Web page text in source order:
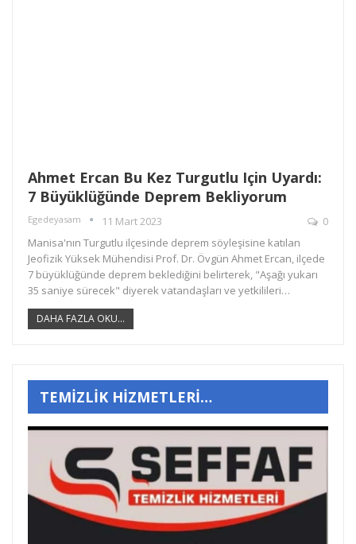
Ahmet Ercan Bu Kez Turgutlu Için Uyardı:
7 Büyüklüğünde Deprem Bekliyorum
Egedeyasam 11 Mart 2023
0
Manisa'nın Turgutlu ilçesinde deprem söyleşisine katılan
Jeofizik Yüksek Mühendisi Prof. Dr. Övgün Ahmet Ercan, ilçede
7 büyüklüğünde deprem beklediğini belirterek, "Aşağı yukarı
35 saniye sürecek" diyerek vatandaşları ve yetkilileri…
DAHA FAZLA OKU...
TEMİZLİK HİZMETLERİ…